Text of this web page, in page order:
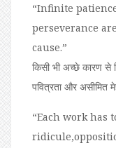
“Infinite
perseverance
cause.”
किसी भी अच्छे कारण से
पवित्रता और असीमित
“Each work has